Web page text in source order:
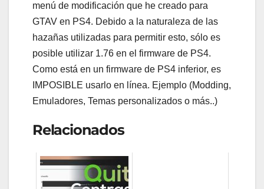
menú de modificación que he creado para
GTAV en PS4. Debido a la naturaleza de las
hazañas utilizadas para permitir esto, sólo es
posible utilizar 1.76 en el firmware de PS4.
Como está en un firmware de PS4 inferior, es
IMPOSIBLE usarlo en línea. Ejemplo (Modding,
Emuladores, Temas personalizados o más..)
Relacionados